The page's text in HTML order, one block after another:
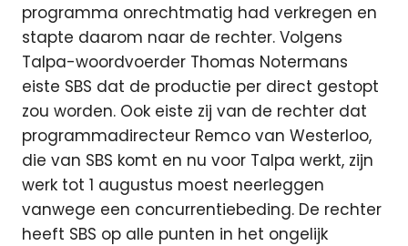
programma onrechtmatig had verkregen en
stapte daarom naar de rechter. Volgens
Talpa-woordvoerder Thomas Notermans
eiste SBS dat de productie per direct gestopt
zou worden. Ook eiste zij van de rechter dat
programmadirecteur Remco van Westerloo,
die van SBS komt en nu voor Talpa werkt, zijn
werk tot 1 augustus moest neerleggen
vanwege een concurrentiebeding. De rechter
heeft SBS op alle punten in het ongelijk